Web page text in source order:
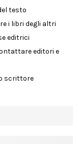
testo
i libri degli altri
editrici
editori e
scrittore